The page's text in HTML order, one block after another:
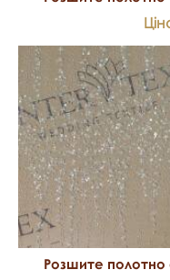
Розшите полотно